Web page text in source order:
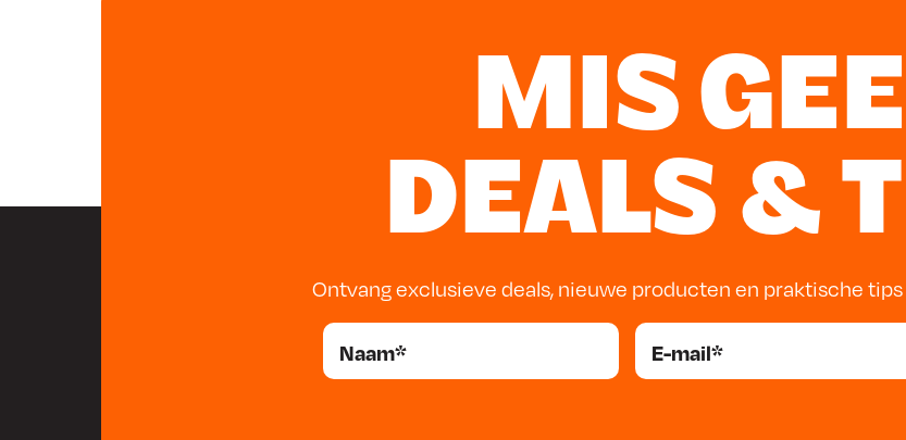
Rubberen manchet voor het stralen van buitenliggende hoeken
MIS
DEALS &
Ontvang exclusieve deals, nieuwe producten en praktische